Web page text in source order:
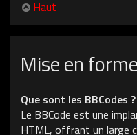
Haut
Mise en
Que sont les BBCodes ?
Le BBCode est une
HTML, offrant un large